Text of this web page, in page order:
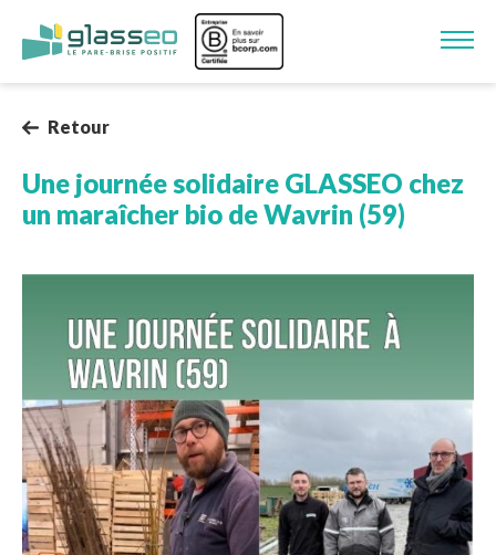
Aller au contenu principal
Image
Retour
Une journée solidaire GLASSEO chez
un maraîcher bio de Wavrin (59)